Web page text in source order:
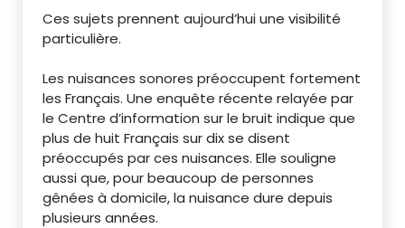
Ces sujets prennent aujourd’hui une visibilité
particulière.
Les nuisances sonores préoccupent fortement
les Français. Une enquête récente relayée par
le Centre d’information sur le bruit indique que
plus de huit Français sur dix se disent
préoccupés par ces nuisances. Elle souligne
aussi que, pour beaucoup de personnes
gênées à domicile, la nuisance dure depuis
plusieurs années.